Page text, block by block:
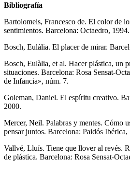
Bibliografía
Bartolomeis, Francesco de. El color de
sentimientos. Barcelona: Octaedro, 1994.
Bosch, Eulàlia. El placer de mirar.
Bosch, Eulàlia, et al. Hacer plástica, un
situaciones. Barcelona: Rosa Sensat-
de Infan­cia», núm. 7.
Goleman, Daniel. El espíritu creativo.
2000.
Mercer, Neil. Palabras y mentes. Cómo
pensar juntos. Barcelona: Paidós Ibé­ri­ca,
Vallvé, Lluís. Tiene que llover al revés.
de plástica. Barcelona: Rosa Sensat-